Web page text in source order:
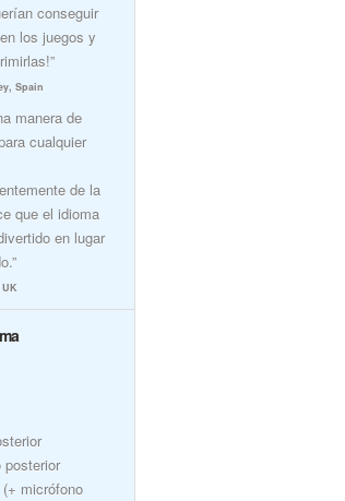
conseguir
los juegos y
Spain
manera de
cualquier
de la
que el idioma
en lugar
posterior
micrófono